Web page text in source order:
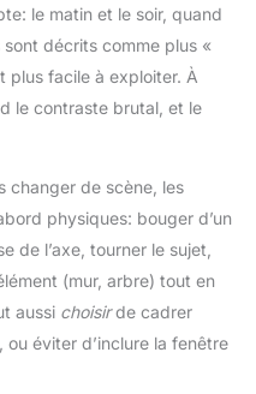
le matin et le soir, quand
décrits comme plus «
plus facile à exploiter. À
le contraste brutal, et le
changer de scène, les
physiques: bouger d’un
de l’axe, tourner le sujet,
(mur, arbre) tout en
aussi choisirde cadrer
éviter d’inclure la fenêtre